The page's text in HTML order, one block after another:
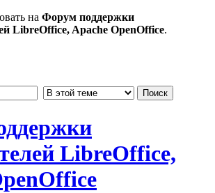
на Форум поддержки
LibreOffice, Apache OpenOffice.
LibreOffice,